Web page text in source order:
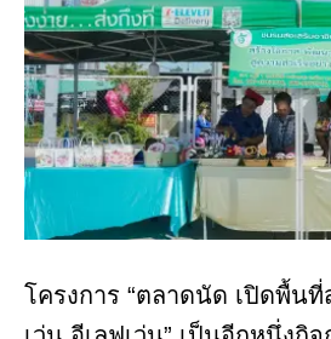
โครงการ “ตลาดนัด เปิดพื้นที่